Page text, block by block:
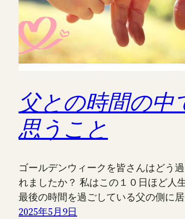
父との時間の中
思うこと
ゴールデンウィークを皆さんはどう
れましたか？ 私はこの１０日ほど人
最後の時間を過ごしている父の側に
2025年5月9日